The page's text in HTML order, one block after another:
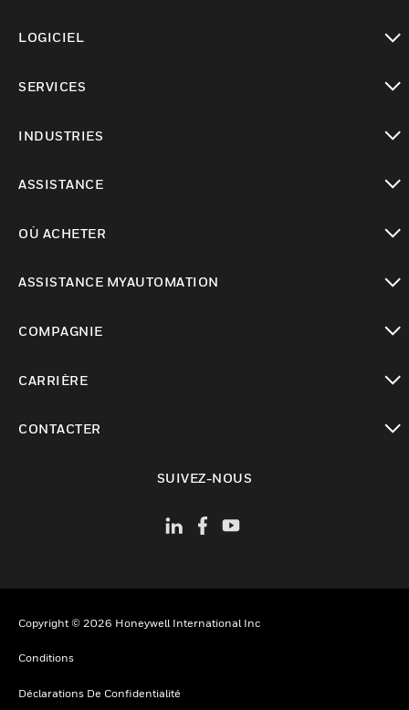
LOGICIEL
SERVICES
INDUSTRIES
ASSISTANCE
OÙ ACHETER
ASSISTANCE MYAUTOMATION
COMPAGNIE
CARRIÈRE
CONTACTER
SUIVEZ-NOUS
Copyright © 2026 Honeywell International Inc
Conditions
Déclarations De Confidentialité